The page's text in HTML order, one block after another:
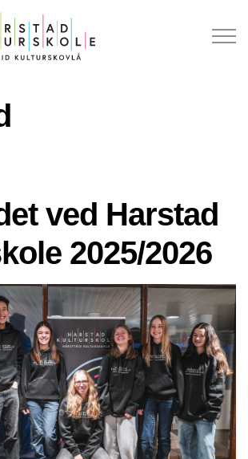
ved Harstad
2025/2026